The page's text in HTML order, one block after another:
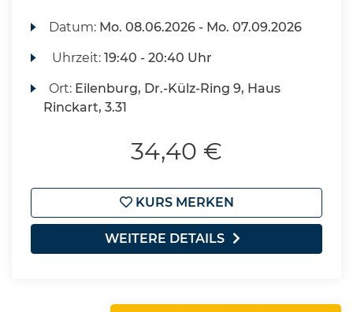
Datum: Mo. 08.06.2026 - Mo. 07.09.2026
Uhrzeit:19:40 - 20:40 Uhr
Ort: Eilenburg, Dr.-Külz-Ring 9, Haus
Rinckart, 3.31
34,40 €
KURS MERKEN
WEITERE DETAILS